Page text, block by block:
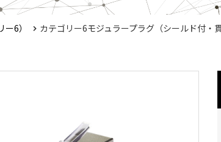
6） カテゴリー6モジュラープラグ（シールド付・